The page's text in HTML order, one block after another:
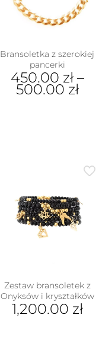
Bransoletka z szerokiej
pancerki
450.00 zł–
500.00 zł
na
stronie
produktu
Zestaw bransoletek z
Onyksów i kryształków
1,200.00 zł